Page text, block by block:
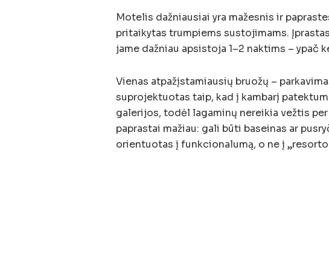
Motelis dažniausiai yra mažesnis ir
pritaikytas trumpiems sustojimams.
jame dažniau apsistoja 1–2 naktims – ypač
Vienas atpažįstamiausių bruožų –
suprojektuotas taip, kad į kambarį
galerijos, todėl lagaminų nereikia vežtis
paprastai mažiau: gali būti baseinas ar
orientuotas į funkcionalumą, o ne į